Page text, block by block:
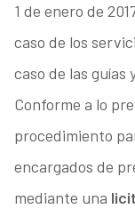
1 de enero de
caso de los
caso de las guías
Conforme a lo
procedimiento
encargados de
mediante una